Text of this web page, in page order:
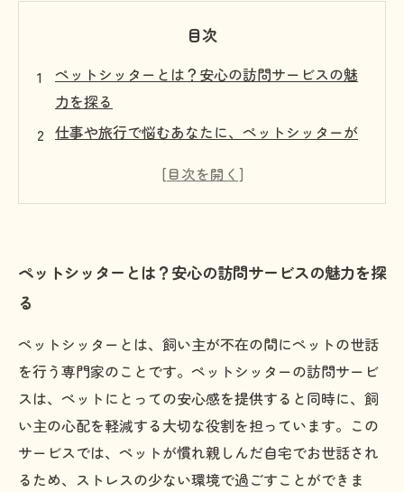
目次
ペットシッターとは？安心の訪問サービスの魅
力を探る
仕事や旅行で悩むあなたに、ペットシッターが
自宅での生活を守る！ペットシッターの役割と
ットシッターの訪問サービス
心配無用！ペットシッターとの信頼関係を築く
方法
安心のペットシッターサービスで、愛するペッ
トとの絆を深めよう
ペットシッターとは？安心の訪問サービスの魅力を探
る
ペットシッターとは、飼い主が不在の間にペットの世話
を行う専門家のことです。ペットシッターの訪問サービ
スは、ペットにとっての安心感を提供すると同時に、飼
い主の心配を軽減する大切な役割を担っています。この
サービスでは、ペットが慣れ親しんだ自宅でお世話され
るため、ストレスの少ない環境で過ごすことができま